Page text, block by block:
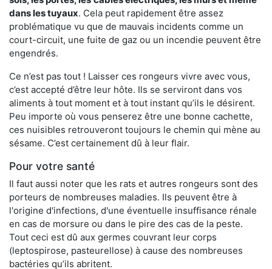
dans les tuyaux. Cela peut rapidement être assez
problématique vu que de mauvais incidents comme un
court-circuit, une fuite de gaz ou un incendie peuvent être
engendrés.
Ce n’est pas tout ! Laisser ces rongeurs vivre avec vous,
c’est accepté d’être leur hôte. Ils se serviront dans vos
aliments à tout moment et à tout instant qu’ils le désirent.
Peu importe où vous penserez être une bonne cachette,
ces nuisibles retrouveront toujours le chemin qui mène au
sésame. C’est certainement dû à leur flair.
Pour votre santé
Il faut aussi noter que les rats et autres rongeurs sont des
porteurs de nombreuses maladies. Ils peuvent être à
l'origine d'infections, d'une éventuelle insuffisance rénale
en cas de morsure ou dans le pire des cas de la peste.
Tout ceci est dû aux germes couvrant leur corps
(leptospirose, pasteurellose) à cause des nombreuses
bactéries qu’ils abritent.